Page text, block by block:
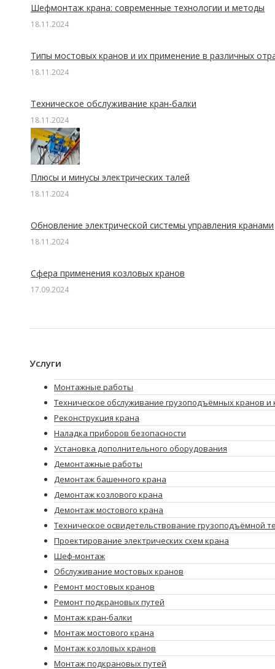
Шефмонтаж крана: современные технологии и методы
18.11.2024
Типы мостовых кранов и их применение в различных
18.11.2024
Техническое обслуживание кран-балки
18.11.2024
Плюсы и минусы электрических талей
18.11.2024
Обновление электрической системы управления кранами
18.11.2024
Сфера применения козловых кранов
17.09.2024
Услуги
Монтажные работы
Техническое обслуживание грузоподъёмных кранов и
Реконструкция крана
Наладка приборов безопасности
Установка дополнительного оборудования
Демонтажные работы
Демонтаж башенного крана
Демонтаж козлового крана
Демонтаж мостового крана
Техническое освидетельствование грузоподъёмной
Проектирование электрических схем крана
Шеф-монтаж
Обслуживание мостовых кранов
Ремонт мостовых кранов
Ремонт подкрановых путей
Монтаж кран-балки
Монтаж мостового крана
Монтаж козловых кранов
Монтаж подкрановых путей